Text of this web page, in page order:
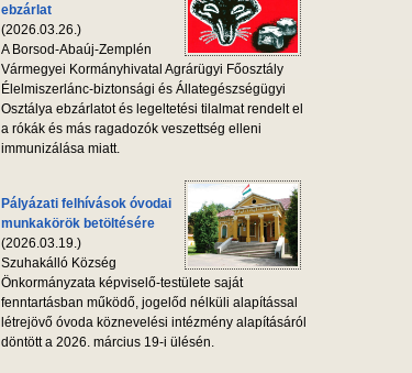
ebzárlat
(2026.03.26.)
A Borsod-Abaúj-Zemplén
Vármegyei Kormányhivatal Agrárügyi Főosztály
Élelmiszerlánc-biztonsági és Állategészségügyi
Osztálya ebzárlatot és legeltetési tilalmat rendelt el
a rókák és más ragadozók veszettség elleni
immunizálása miatt.
Pályázati felhívások óvodai
munkakörök betöltésére
(2026.03.19.)
Szuhakálló Község
Önkormányzata képviselő-testülete saját
fenntartásban működő, jogelőd nélküli alapítással
létrejövő óvoda köznevelési intézmény alapításáról
döntött a 2026. március 19-i ülésén.